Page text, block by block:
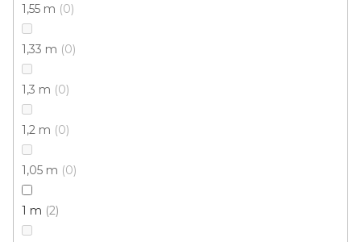
1,55 m 0
1,33 m 0
1,3 m 0
1,2 m 0
1,05 m 0
1 m 2
659 Kč
2 m